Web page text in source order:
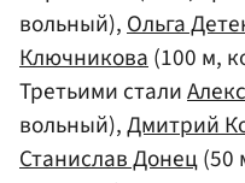
вольный),Ольга
Ключникова(100 м,
Третьими стали
вольный),Дмитрий
Станислав Донец(50